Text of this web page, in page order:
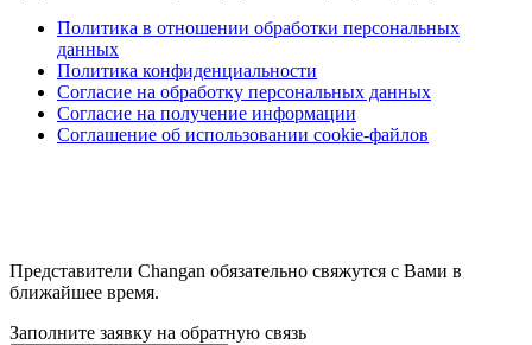
Политика в отношении обработки персональных
данных
Политика конфиденциальности
Согласие на обработку персональных данных
Согласие на получение информации
Соглашение об использовании cookie-файлов
Представители Changan обязательно свяжутся с Вами в
ближайшее время.
Заполните заявку на обратную связь